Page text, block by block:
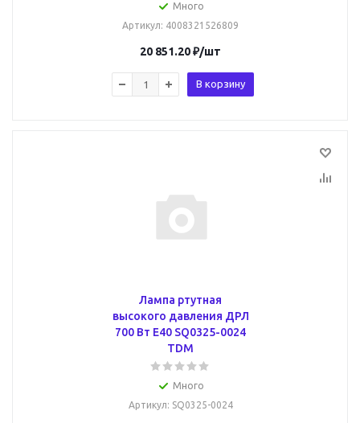
Много
Артикул: 4008321526809
20 851.20₽/шт
В корзину
Лампа ртутная
высокого давления ДРЛ
700 Вт Е40 SQ0325-0024
TDM
Много
Артикул: SQ0325-0024